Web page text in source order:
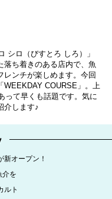
シロ（びすとろ しろ）」
落ち着きのある店内で、魚
ンチが楽しめます。今回
WEEKDAY COURSE」。上
って早くも話題です。気に
介します♪
オープン！
介を
ルト